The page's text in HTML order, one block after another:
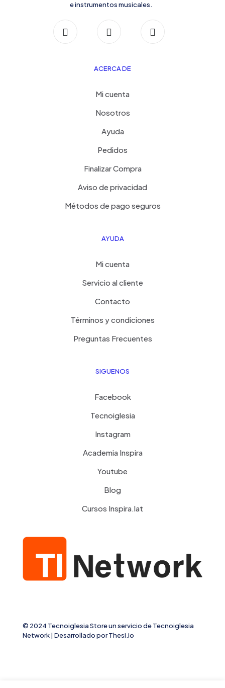
e instrumentos musicales.
ACERCA DE
Mi cuenta
Nosotros
Ayuda
Pedidos
Finalizar Compra
Aviso de privacidad
Métodos de pago seguros
AYUDA
Mi cuenta
Servicio al cliente
Contacto
Términos y condiciones
Preguntas Frecuentes
SIGUENOS
Facebook
Tecnoiglesia
Instagram
Academia Inspira
Youtube
Blog
Cursos Inspira.lat
© 2024 Tecnoiglesia Store un servicio deTecnoiglesia
Network| Desarrollado porThesi.io